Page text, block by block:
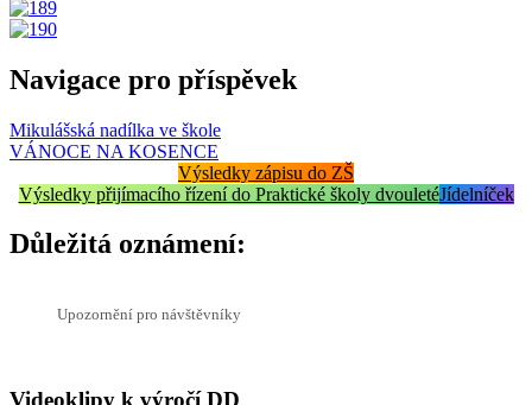
Navigace pro příspěvek
Mikulášská nadílka ve škole
VÁNOCE NA KOSENCE
Výsledky zápisu do ZŠ
Výsledky přijímacího řízení do Praktické školy dvouletéJídelníček
Důležitá oznámení:
Upozornění pro návštěvníky
Videoklipy k výročí DD